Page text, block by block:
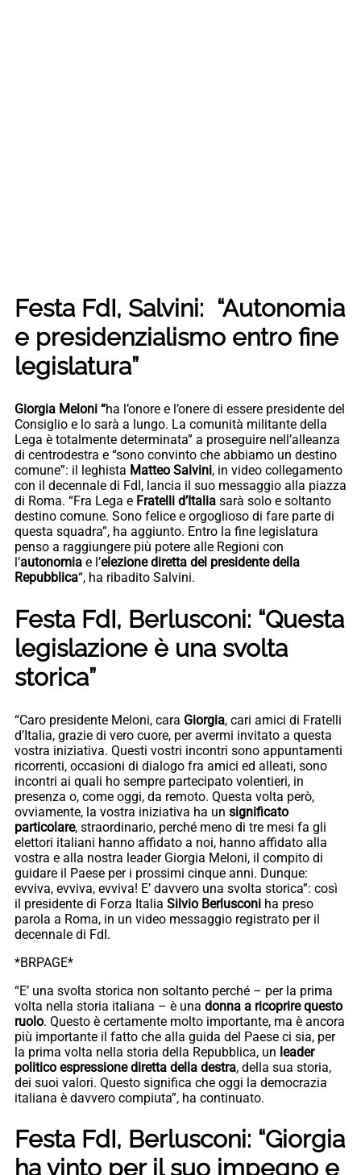
Festa FdI, Salvini: “Autonomia
e presidenzialismo entro fine
legislatura”
Giorgia Meloni “ha l’onore e l’onere di essere presidente del
Consiglio e lo sarà a lungo. La comunità militante della
Lega è totalmente determinata” a proseguire nell’alleanza
di centrodestra e “sono convinto che abbiamo un destino
comune”: il leghista Matteo Salvini, in video collegamento
con il decennale di FdI, lancia il suo messaggio alla piazza
di Roma. “Fra Lega e Fratelli d’Italia sarà solo e soltanto
destino comune. Sono felice e orgoglioso di fare parte di
questa squadra”, ha aggiunto. Entro la fine legislatura
penso a raggiungere più potere alle Regioni con
l’autonomia e l’elezione diretta del presidente della
Repubblica“, ha ribadito Salvini.
Festa FdI, Berlusconi: “Questa
legislazione è una svolta
storica”
“Caro presidente Meloni, cara Giorgia, cari amici di Fratelli
d’Italia, grazie di vero cuore, per avermi invitato a questa
vostra iniziativa. Questi vostri incontri sono appuntamenti
ricorrenti, occasioni di dialogo fra amici ed alleati, sono
incontri ai quali ho sempre partecipato volentieri, in
presenza o, come oggi, da remoto. Questa volta però,
ovviamente, la vostra iniziativa ha un significato
particolare, straordinario, perché meno di tre mesi fa gli
elettori italiani hanno affidato a noi, hanno affidato alla
vostra e alla nostra leader Giorgia Meloni, il compito di
guidare il Paese per i prossimi cinque anni. Dunque:
evviva, evviva, evviva! E’ davvero una svolta storica”: così
il presidente di Forza Italia Silvio Berlusconi ha preso
parola a Roma, in un video messaggio registrato per il
decennale di FdI.
*BRPAGE*
“E’ una svolta storica non soltanto perché – per la prima
volta nella storia italiana – è una donna a ricoprire questo
ruolo. Questo è certamente molto importante, ma è ancora
più importante il fatto che alla guida del Paese ci sia, per
la prima volta nella storia della Repubblica, un leader
politico espressione diretta della destra, della sua storia,
dei suoi valori. Questo significa che oggi la democrazia
italiana è davvero compiuta”, ha continuato.
Festa FdI, Berlusconi: “Giorgia
ha vinto per il suo impegno e